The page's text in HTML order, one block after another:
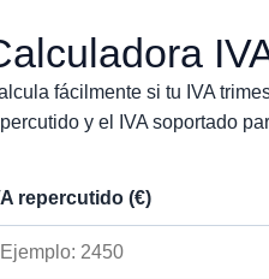
fácilmente si tu IVA
y el IVA soportado
repercutido (€)